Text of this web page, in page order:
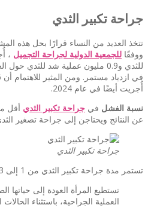
جراحة تكبير الثدي
تتخذ العديد من النساء قرارًا بحل هذه
ووفقًا للجمعية الدولية لجراحة التجميل
أُجريت أيضًا في عام 2024.
نسبة الفشل في جراحة تكبير الثدي
عن النتائج ويحتاجن إلى جراحة تصغير
جراحة تكبير الثدي
تستمر مدة جراحة تكبير الثدي من 1 إلى 3 ساعات.
تستطيع المرأة العودة إلى حياتها
العملية الجراحية، باستثناء